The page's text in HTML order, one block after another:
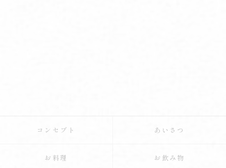
コンセプト あいさつ
お料理 お飲み物